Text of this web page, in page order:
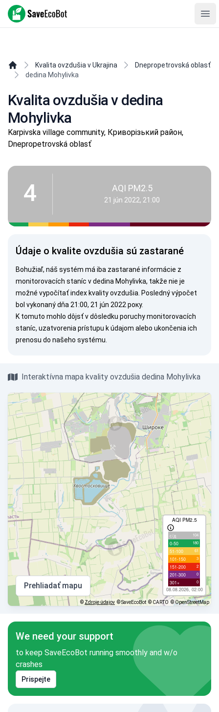
SaveEcoBot
Kvalita ovzdušia v Ukrajina
Dnepropetrovská oblasť
dedina Mohylivka
Kvalita ovzdušia v dedina
Mohylivka
Karpivska village community, Криворізький район,
Dnepropetrovská oblasť
4 AQI PM2.5
21 jún 2022, 21:00
Údaje o kvalite ovzdušia sú zastarané
Bohužiaľ, náš systém má iba zastarané informácie z
monitorovacích staníc v dedina Mohylivka, takže nie je
možné vypočítať index kvality ovzdušia. Posledný výpočet
bol vykonaný dňa 21:00, 21 jún 2022 року.
K tomuto mohlo dôjsť v dôsledku poruchy monitorovacích
staníc, uzatvorenia prístupu k údajom alebo ukončenia ich
prenosu do našeho systému.
Interaktívna mapa kvality ovzdušia dedina Mohylivka
AQI PM2.5
с/д 104
0-50 180
51-100 61
101-150 3
151-200 2
201-300 0
301+ 0
08.08.2026, 02:00
Prehliadať mapu
© Zdroje údajov © SaveEcoBot © CARTO © OpenStreetMap
We need your support
to keep SaveEcoBot running smoothly and w/o
crashes
Prispejte